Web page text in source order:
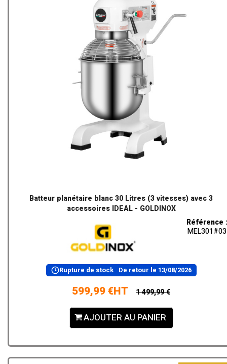
Batteur planétaire blanc 30 Litres (3 vitesses) avec 3
accessoires IDEAL - GOLDINOX
Référence :
MEL301#03
Rupture de stock De retour le 13/08/2026
599,99 €HT 1 499,99 €
AJOUTER AU PANIER